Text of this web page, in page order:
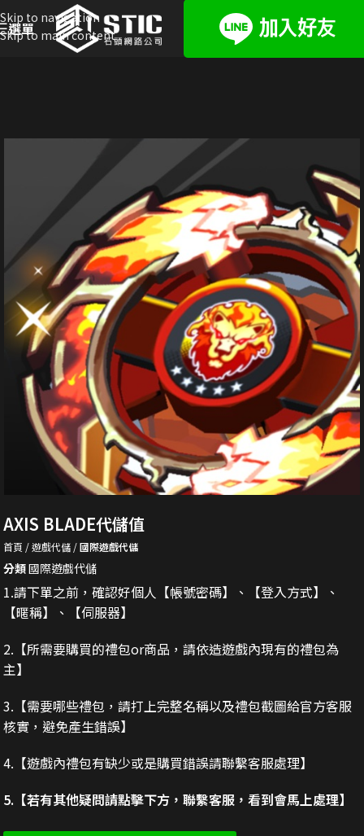
Skip to navigation
Skip to main content
選單
AXIS BLADE代儲值
首頁 遊戲代儲 國際遊戲代儲
分類國際遊戲代儲
1.請下單之前，確認好個人【帳號密碼】、【登入方式】、
【暱稱】、【伺服器】
2. 【所需要購買的禮包or商品，請依造遊戲內現有的禮包為
主】
3. 【需要哪些禮包，請打上完整名稱以及禮包截圖給官方客服
核實，避免產生錯誤】
4.【遊戲內禮包有缺少或是購買錯誤請聯繫客服處理】
5.【若有其他疑問請點擊下方，聯繫客服，看到會馬上處理】